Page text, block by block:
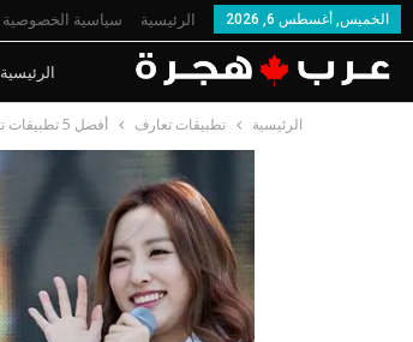
الخميس, أغسطس 6, 2026 الرئيسية سياسية الخصوصية
الرئيسية
الرئيسية تطبيقات تعارف أفضل 5 تطبيقات تعارف و زواج في كوريا الجنوبية